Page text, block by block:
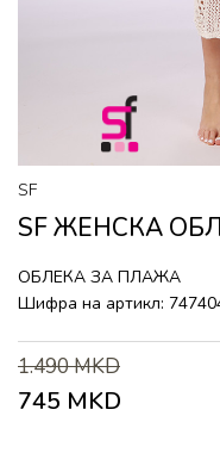
SF
SF ЖЕНСКА
ОБЛЕКА ЗА ПЛАЖА
Шифра на артикл:
1.490MKD
745 MKD